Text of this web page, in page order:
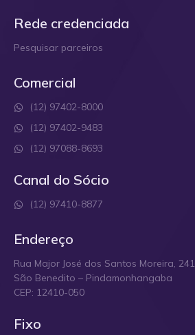
Rede credenciada
Pesquisar parceiros
Comercial
(12) 97402-8000
(12) 97402-9483
(12) 97088-8693
Canal do Sócio
(12) 97410-8877
Endereço
Rua Major José dos Santos Moreira, 241
São Benedito – Pindamonhangaba
CEP: 12410-050
Fixo